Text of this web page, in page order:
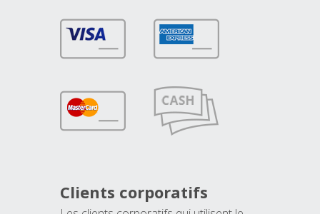
Clients corporatifs